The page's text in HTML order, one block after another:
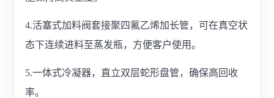
4.活塞式加料阀套接聚四氟乙烯加长管，可在真空状
态下连续进料至蒸发瓶，方便客户使用。
5.一体式冷凝器，直立双层蛇形盘管，确保高回收
率。